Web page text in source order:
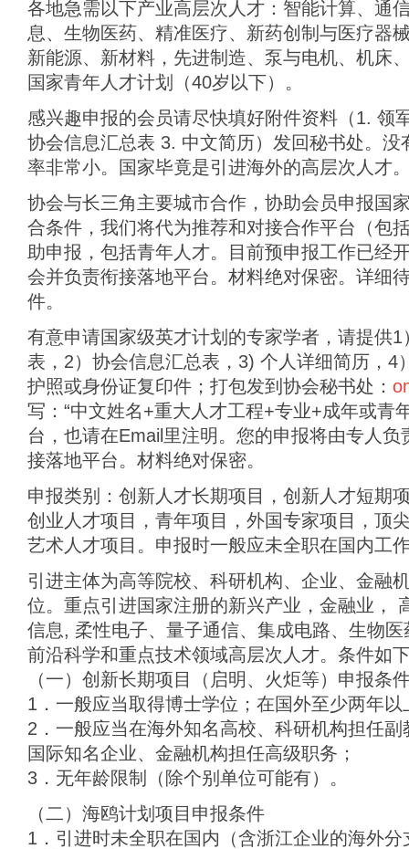
各地急需以下产业高层次人才：智能计算、通
息、生物医药、精准医疗、新药创制与医疗器
新能源、新材料，先进制造、泵与电机、机床
国家青年人才计划（40岁以下）。
感兴趣申报的会员请尽快填好附件资料（1. 领
协会信息汇总表 3. 中文简历）发回秘书处。没
率非常小。国家毕竟是引进海外的高层次人才
协会与长三角主要城市合作，协助会员申报国
合条件，我们将代为推荐和对接合作平台（包
助申报，包括青年人才。目前预申报工作已经
会并负责衔接落地平台。材料绝对保密。详细
件。
有意申请国家级英才计划的专家学者，请提供
表，2）协会信息汇总表，3) 个人详细简历，4
护照或身份证复印件；打包发到协会秘书处：
写：“中文姓名+重大人才工程+专业+成年或青
台，也请在Email里注明。您的申报将由专人
接落地平台。材料绝对保密。
申报类别：创新人才长期项目，创新人才短期
创业人才项目，青年项目，外国专家项目，顶
艺术人才项目。申报时一般应未全职在国内工
引进主体为高等院校、科研机构、企业、金融
位。重点引进国家注册的新兴产业，金融业，
信息, 柔性电子、量子通信、集成电路、生物
前沿科学和重点技术领域高层次人才。条件如
（一）创新长期项目（启明、火炬等）申报条
1．一般应当取得博士学位；在国外至少两年以
2．一般应当在海外知名高校、科研机构担任
国际知名企业、金融机构担任高级职务；
3．无年龄限制（除个别单位可能有）。
（二）海鸥计划项目申报条件
1．引进时未全职在国内（含浙江企业的海外